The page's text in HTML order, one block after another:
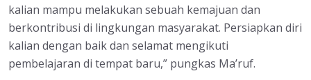
kalian mampu melakukan sebuah kemajuan dan
berkontribusi di lingkungan masyarakat. Persiapkan diri
kalian dengan baik dan selamat mengikuti
pembelajaran di tempat baru,” pungkas Ma’ruf.